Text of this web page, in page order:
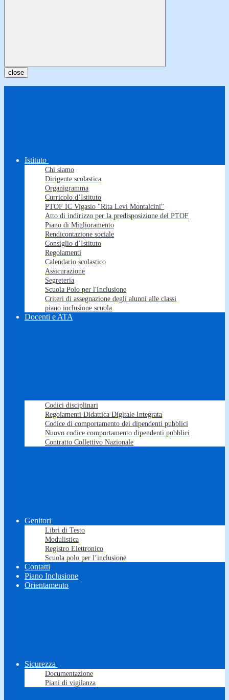
close
Istituto
Chi siamo
Dirigente scolastica
Organigramma
Curricolo d’Istituto
PTOF IC Vigasio "Rita Levi Montalcini"
Atto di indirizzo per la predisposizione del PTOF
Piano di Miglioramento
Rendicontazione sociale
Consiglio d’Istituto
Regolamenti
Calendario scolastico
Assicurazione
Segreteria
Scuola Polo per l'Inclusione
Criteri di assegnazione degli alunni alle classi
piano inclusione scuola
Docenti e ATA
Codici disciplinari
Regolamenti Didattica Digitale Integrata
Codice di comportamento dei dipendenti pubblici
Nuovo codice comportamento dipendenti pubblici
Contratto Collettivo Nazionale
Genitori
Libri di Testo
Modulistica
Registro Elettronico
Scuola polo per l’inclusione
Contatti
Piano Inclusione
Orientamento
Sicurezza
Documentazione
Piani di vigilanza